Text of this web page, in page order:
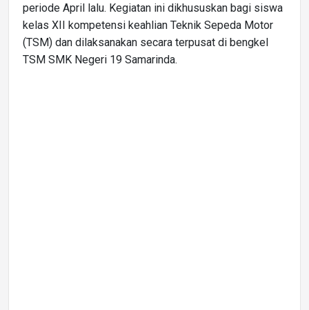
periode April lalu. Kegiatan ini dikhususkan bagi siswa
kelas XII kompetensi keahlian Teknik Sepeda Motor
(TSM) dan dilaksanakan secara terpusat di bengkel
TSM SMK Negeri 19 Samarinda.